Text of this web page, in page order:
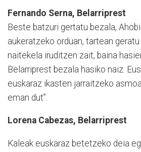
Fernando Serna, Belarriprest
Beste batzuri gertatu bezala,
aukeratzeko orduan, tartean geratu
naitekela iruditzen zait, baina
Belarriprest bezala hasiko naiz.
euskaraz ikasten jarraitzeko
eman dut”.
Lorena Cabezas, Belarriprest
Kaleak euskaraz betetzeko deia